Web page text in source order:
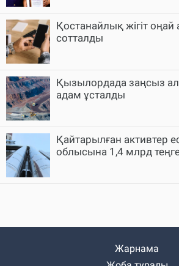
Қостанайлық жігіт
сотталды
Қызылордада заңсыз
адам ұсталды
Қайтарылған активтер
облысына 1,4 млрд теңге
Жарнама